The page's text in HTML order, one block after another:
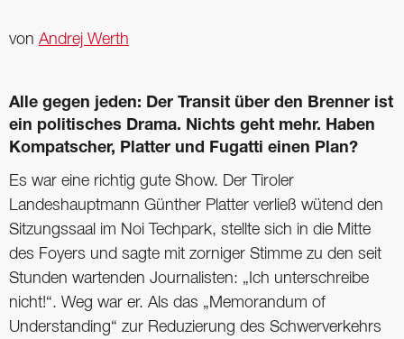
von Andrej Werth
Alle gegen jeden: Der Transit über den ­Brenner ist
ein politisches Drama. Nichts geht mehr. Haben
Kompatscher, Platter und Fugatti einen Plan?
Es war eine richtig gute Show. Der Tiroler
Landeshauptmann Günther Platter verließ wütend den
Sitzungssaal im Noi Techpark, stellte sich in die Mitte
des Foyers und sagte mit zorniger Stimme zu den seit
Stunden wartenden Journalisten: „Ich unterschreibe
nicht!“. Weg war er. Als das „Memorandum of
Understanding“ zur Reduzierung des Schwerverkehrs